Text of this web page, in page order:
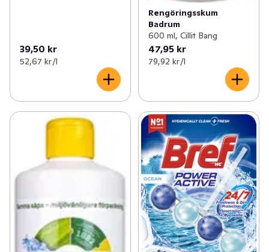
39,50 kr
52,67 kr /l
Rengöringsskum
Badrum
600 ml, Cillit Bang
47,95 kr
79,92 kr /l